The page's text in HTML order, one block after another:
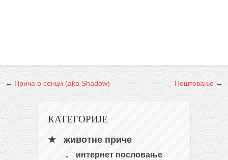
← Прича о сенци (aka Shadow) Поштовање→
КАТЕГОРИЈЕ
животне приче
интернет пословање